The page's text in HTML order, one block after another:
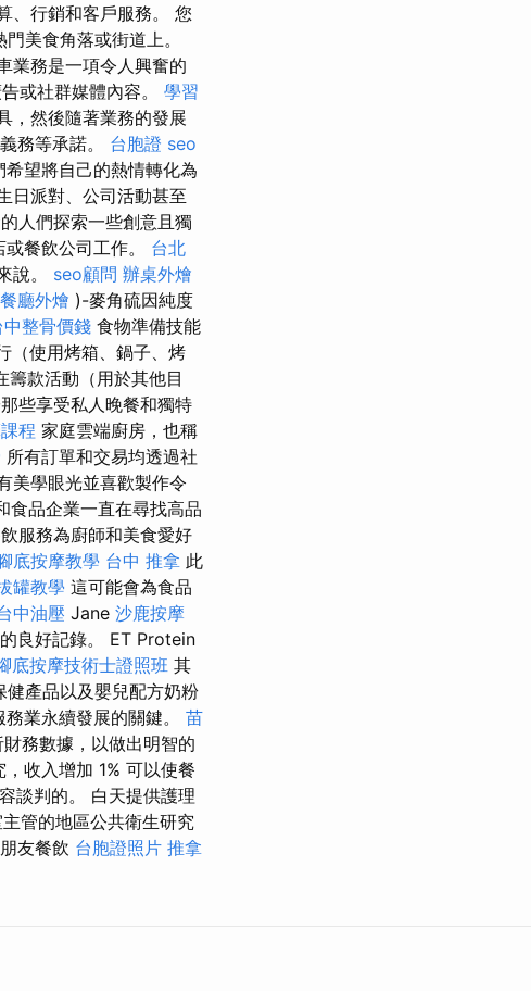
、行銷和客戶服務。 您
美食角落或街道上。
業務是一項令人興奮的
或社群媒體內容。 學習
，然後隨著業務的發展
務等承諾。 台胞證 seo
望將自己的熱情轉化為
日派對、公司活動甚至
人們探索一些創意且獨
餐飲公司工作。 台北
說。 seo顧問 辦桌外燴
餐廳外燴 )-麥角硫因純度
中整骨價錢 食物準備技能
（使用烤箱、鍋子、烤
款活動（用於其他目
些享受私人晚餐和獨特
程 家庭雲端廚房，也稱
所有訂單和交易均透過社
美學眼光並喜歡製作令
食品企業一直在尋找高品
服務為廚師和美食愛好
底按摩教學 台中 推拿 此
罐教學 這可能會為食品
中油壓 Jane 沙鹿按摩
良好記錄。 ET Protein
底按摩技術士證照班 其
健產品以及嬰兒配方奶粉
業永續發展的關鍵。 苗
務數據，以做出明智的
收入增加 1% 可以使餐
談判的。 白天提供護理
管的地區公共衛生研究
友餐飲 台胞證照片 推拿